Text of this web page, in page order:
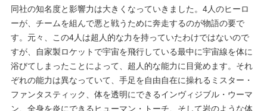
同社の知名度と影響力は大きくなっていきました。4人のヒーロ
ーが、チームを組んで悪と戦うために奔走するのが物語の要で
す。元々、この4人は超人的な力を持っていたわけではないので
すが、自家製ロケットで宇宙を飛行している最中に宇宙線を体に
浴びてしまったことによって、超人的な能力に目覚めます。それ
ぞれの能力は異なっていて、手足を自由自在に操れるミスター・
ファンタスティック、体を透明にできるインヴィジブル・ウーマ
ン、全身を炎にできるヒューマン・トーチ、そして岩のような体